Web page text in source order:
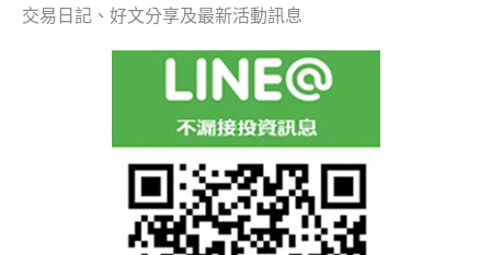
交易日記、好文分享及最新活動訊息